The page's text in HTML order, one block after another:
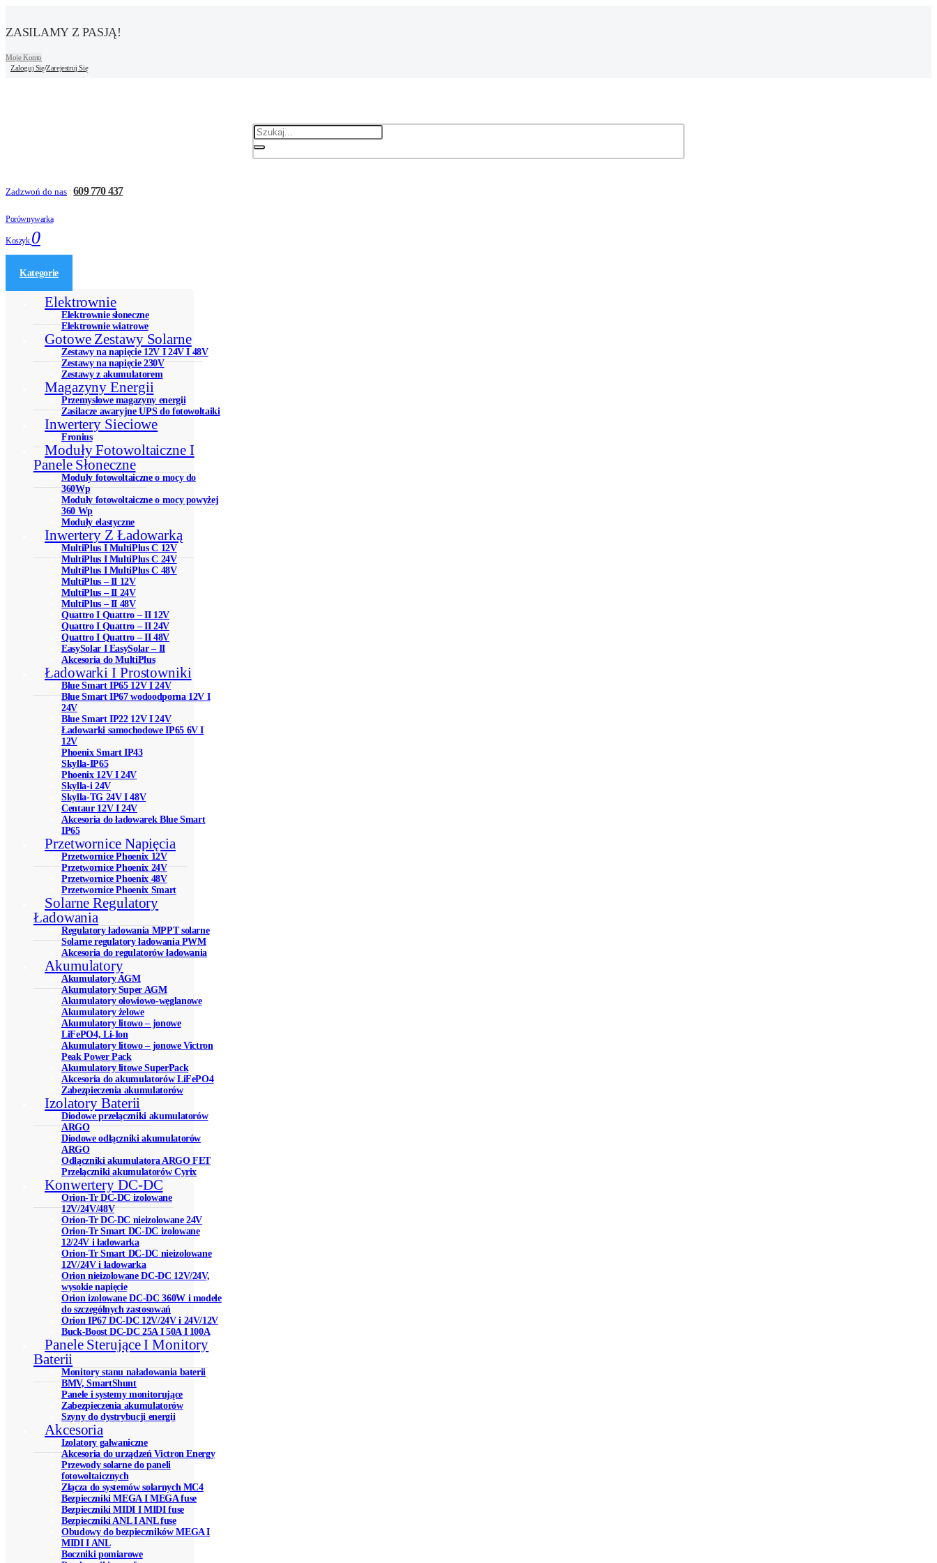
ZASILAMY Z PASJĄ!
Moje Konto
Zaloguj Się/Zarejestruj Się
Zadzwoń do nas : 609 770 437
Porównywarka
Koszyk 0
Kategorie
Elektrownie
Elektrownie słoneczne
Elektrownie wiatrowe
Gotowe Zestawy Solarne
Zestawy na napięcie 12V I 24V I 48V
Zestawy na napięcie 230V
Zestawy z akumulatorem
Magazyny Energii
Przemysłowe magazyny energii
Zasilacze awaryjne UPS do fotowoltaiki
Inwertery Sieciowe
Fronius
Moduły Fotowoltaiczne I
Panele Słoneczne
Moduły fotowoltaiczne o mocy do
360Wp
Moduły fotowoltaiczne o mocy powyżej
360 Wp
Moduły elastyczne
Inwertery Z Ładowarką
MultiPlus I MultiPlus C 12V
MultiPlus I MultiPlus C 24V
MultiPlus I MultiPlus C 48V
MultiPlus – II 12V
MultiPlus – II 24V
MultiPlus – II 48V
Quattro I Quattro – II 12V
Quattro I Quattro – II 24V
Quattro I Quattro – II 48V
EasySolar I EasySolar – II
Akcesoria do MultiPlus
Ładowarki I Prostowniki
Blue Smart IP65 12V I 24V
Blue Smart IP67 wodoodporna 12V I
24V
Blue Smart IP22 12V I 24V
Ładowarki samochodowe IP65 6V I
12V
Phoenix Smart IP43
Skylla-IP65
Phoenix 12V I 24V
Skylla-i 24V
Skylla-TG 24V I 48V
Centaur 12V I 24V
Akcesoria do ładowarek Blue Smart
IP65
Przetwornice Napięcia
Przetwornice Phoenix 12V
Przetwornice Phoenix 24V
Przetwornice Phoenix 48V
Przetwornice Phoenix Smart
Solarne Regulatory
Ładowania
Regulatory ładowania MPPT solarne
Solarne regulatory ładowania PWM
Akcesoria do regulatorów ładowania
Akumulatory
Akumulatory AGM
Akumulatory Super AGM
Akumulatory ołowiowo-węglanowe
Akumulatory żelowe
Akumulatory litowo – jonowe
LiFePO4, Li-Ion
Akumulatory litowo – jonowe Victron
Peak Power Pack
Akumulatory litowe SuperPack
Akcesoria do akumulatorów LiFePO4
Zabezpieczenia akumulatorów
Izolatory Baterii
Diodowe przełączniki akumulatorów
ARGO
Diodowe odłączniki akumulatorów
ARGO
Odłączniki akumulatora ARGO FET
Przełączniki akumulatorów Cyrix
Konwertery DC-DC
Orion-Tr DC-DC izolowane
12V/24V/48V
Orion-Tr DC-DC nieizolowane 24V
Orion-Tr Smart DC-DC izolowane
12/24V i ładowarka
Orion-Tr Smart DC-DC nieizolowane
12V/24V i ładowarka
Orion nieizolowane DC-DC 12V/24V,
wysokie napięcie
Orion izolowane DC-DC 360W i modele
do szczególnych zastosowań
Orion IP67 DC-DC 12V/24V i 24V/12V
Buck-Boost DC-DC 25A I 50A I 100A
Panele Sterujące I Monitory
Baterii
Monitory stanu naładowania baterii
BMV, SmartShunt
Panele i systemy monitorujące
Zabezpieczenia akumulatorów
Szyny do dystrybucji energii
Akcesoria
Izolatory galwaniczne
Akcesoria do urządzeń Victron Energy
Przewody solarne do paneli
fotowoltaicznych
Złącza do systemów solarnych MC4
Bezpieczniki MEGA I MEGA fuse
Bezpieczniki MIDI I MIDI fuse
Bezpieczniki ANL I ANL fuse
Obudowy do bezpieczników MEGA I
MIDI I ANL
Boczniki pomiarowe